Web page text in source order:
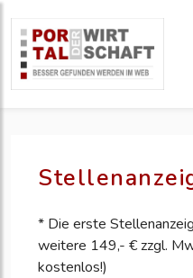
* Die erste
weitere 149,- € zzgl.
kostenlos!)